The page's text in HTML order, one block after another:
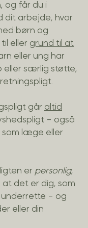
og får du i
dit arbejde, hvor
børn og
til eller grund til at
eller ung har
eller særlig støtte,
går altid
- også
som læge eller
er personlig,
det er dig, som
underrette - og
eller din